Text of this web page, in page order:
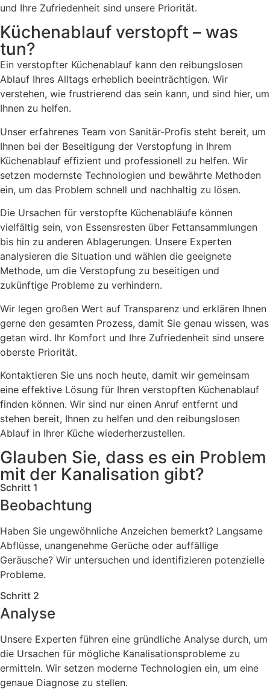
und Ihre Zufriedenheit sind unsere Priorität.
Küchenablauf verstopft – was
tun?
Ein verstopfter Küchenablauf kann den reibungslosen
Ablauf Ihres Alltags erheblich beeinträchtigen. Wir
verstehen, wie frustrierend das sein kann, und sind hier, um
Ihnen zu helfen.
Unser erfahrenes Team von Sanitär-Profis steht bereit, um
Ihnen bei der Beseitigung der Verstopfung in Ihrem
Küchenablauf effizient und professionell zu helfen. Wir
setzen modernste Technologien und bewährte Methoden
ein, um das Problem schnell und nachhaltig zu lösen.
Die Ursachen für verstopfte Küchenabläufe können
vielfältig sein, von Essensresten über Fettansammlungen
bis hin zu anderen Ablagerungen. Unsere Experten
analysieren die Situation und wählen die geeignete
Methode, um die Verstopfung zu beseitigen und
zukünftige Probleme zu verhindern.
Wir legen großen Wert auf Transparenz und erklären Ihnen
gerne den gesamten Prozess, damit Sie genau wissen, was
getan wird. Ihr Komfort und Ihre Zufriedenheit sind unsere
oberste Priorität.
Kontaktieren Sie uns noch heute, damit wir gemeinsam
eine effektive Lösung für Ihren verstopften Küchenablauf
finden können. Wir sind nur einen Anruf entfernt und
stehen bereit, Ihnen zu helfen und den reibungslosen
Ablauf in Ihrer Küche wiederherzustellen.
Glauben Sie, dass es ein Problem
mit der Kanalisation gibt?
Schritt 1
Beobachtung
Haben Sie ungewöhnliche Anzeichen bemerkt? Langsame
Abflüsse, unangenehme Gerüche oder auffällige
Geräusche? Wir untersuchen und identifizieren potenzielle
Probleme.
Schritt 2
Analyse
Unsere Experten führen eine gründliche Analyse durch, um
die Ursachen für mögliche Kanalisationsprobleme zu
ermitteln. Wir setzen moderne Technologien ein, um eine
genaue Diagnose zu stellen.